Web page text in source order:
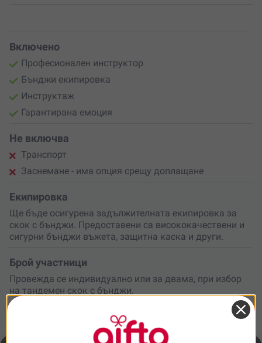
Включено
Професионален инструктор
Бънджи екипировка
Инструктаж
Гарантирана емоция
Не включва
Транспорт
Заснемане - има опция срещу доплащане
Екипировка
Ще бъде осигурена задължителната екипировка за
скок с бънджи. Предоставени са висококачествени и
сигурни бънджи въжета, защитна каска и други.
Брой участници
Провежда се индивидуално или за двама, при избор
на тандемен скок с бънджи.